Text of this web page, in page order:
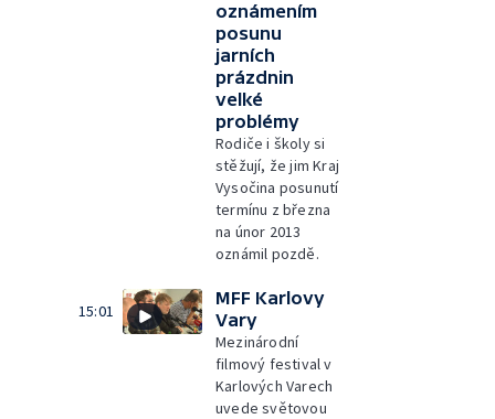
oznámením
posunu
jarních
prázdnin
velké
problémy
Rodiče i školy si
stěžují, že jim Kraj
Vysočina posunutí
termínu z března
na únor 2013
oznámil pozdě.
15:01
MFF Karlovy
Vary
Mezinárodní
filmový festival v
Karlových Varech
uvede světovou